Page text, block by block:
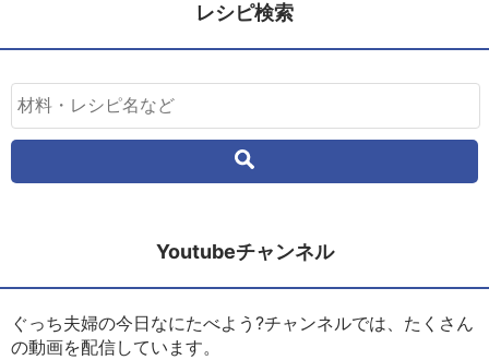
レシピ検索
Youtubeチャンネル
ぐっち夫婦の今日なにたべよう?チャンネルでは、たくさん
の動画を配信しています。